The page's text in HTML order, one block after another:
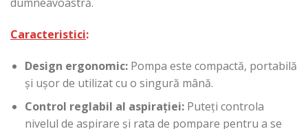
Caracteristici:
Design ergonomic:Pompa este compactă, portabilă
și ușor de utilizat cu o singură mână.
Control reglabil al aspirației:Puteți controla
nivelul de aspirare și rata de pompare pentru a se